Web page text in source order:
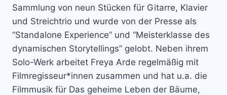
Sammlung von neun Stücken für Gitarre, Klavier
und Streichtrio und wurde von der Presse als
“Standalone Experience” und “Meisterklasse des
dynamischen Storytellings” gelobt. Neben ihrem
Solo-Werk arbeitet Freya Arde regelmäßig mit
Filmregisseur*innen zusammen und hat u.a. die
Filmmusik für Das geheime Leben der Bäume,